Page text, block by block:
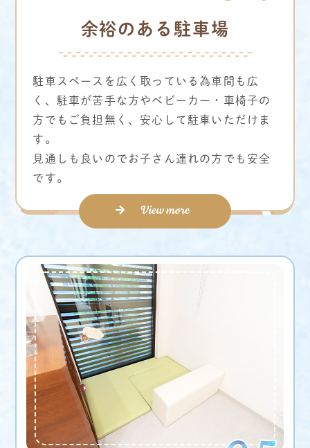
余裕のある駐車場
駐車スペースを広く取っている為車間も広
く、駐車が苦手な方やベビーカー・車椅子の
方でもご負担無く、安心して駐車いただけま
す。
見通しも良いのでお子さん連れの方でも安全
です。
View more